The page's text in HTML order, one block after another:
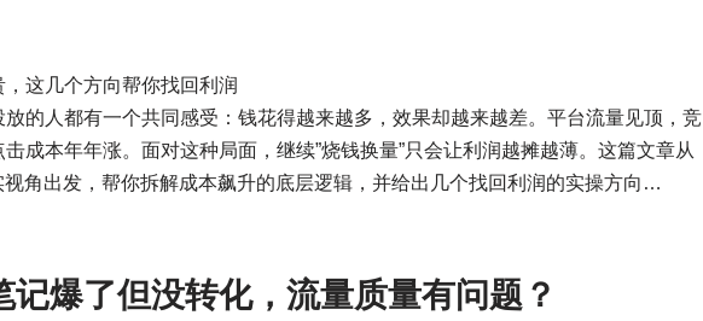
这几个方向帮你找回利润
的人都有一个共同感受：钱花得越来越多，效果却越来越差。平台流量见顶，竞
成本年年涨。面对这种局面，继续”烧钱换量”只会让利润越摊越薄。这篇文章从
角出发，帮你拆解成本飙升的底层逻辑，并给出几个找回利润的实操方向…
记爆了但没转化，流量质量有问题？